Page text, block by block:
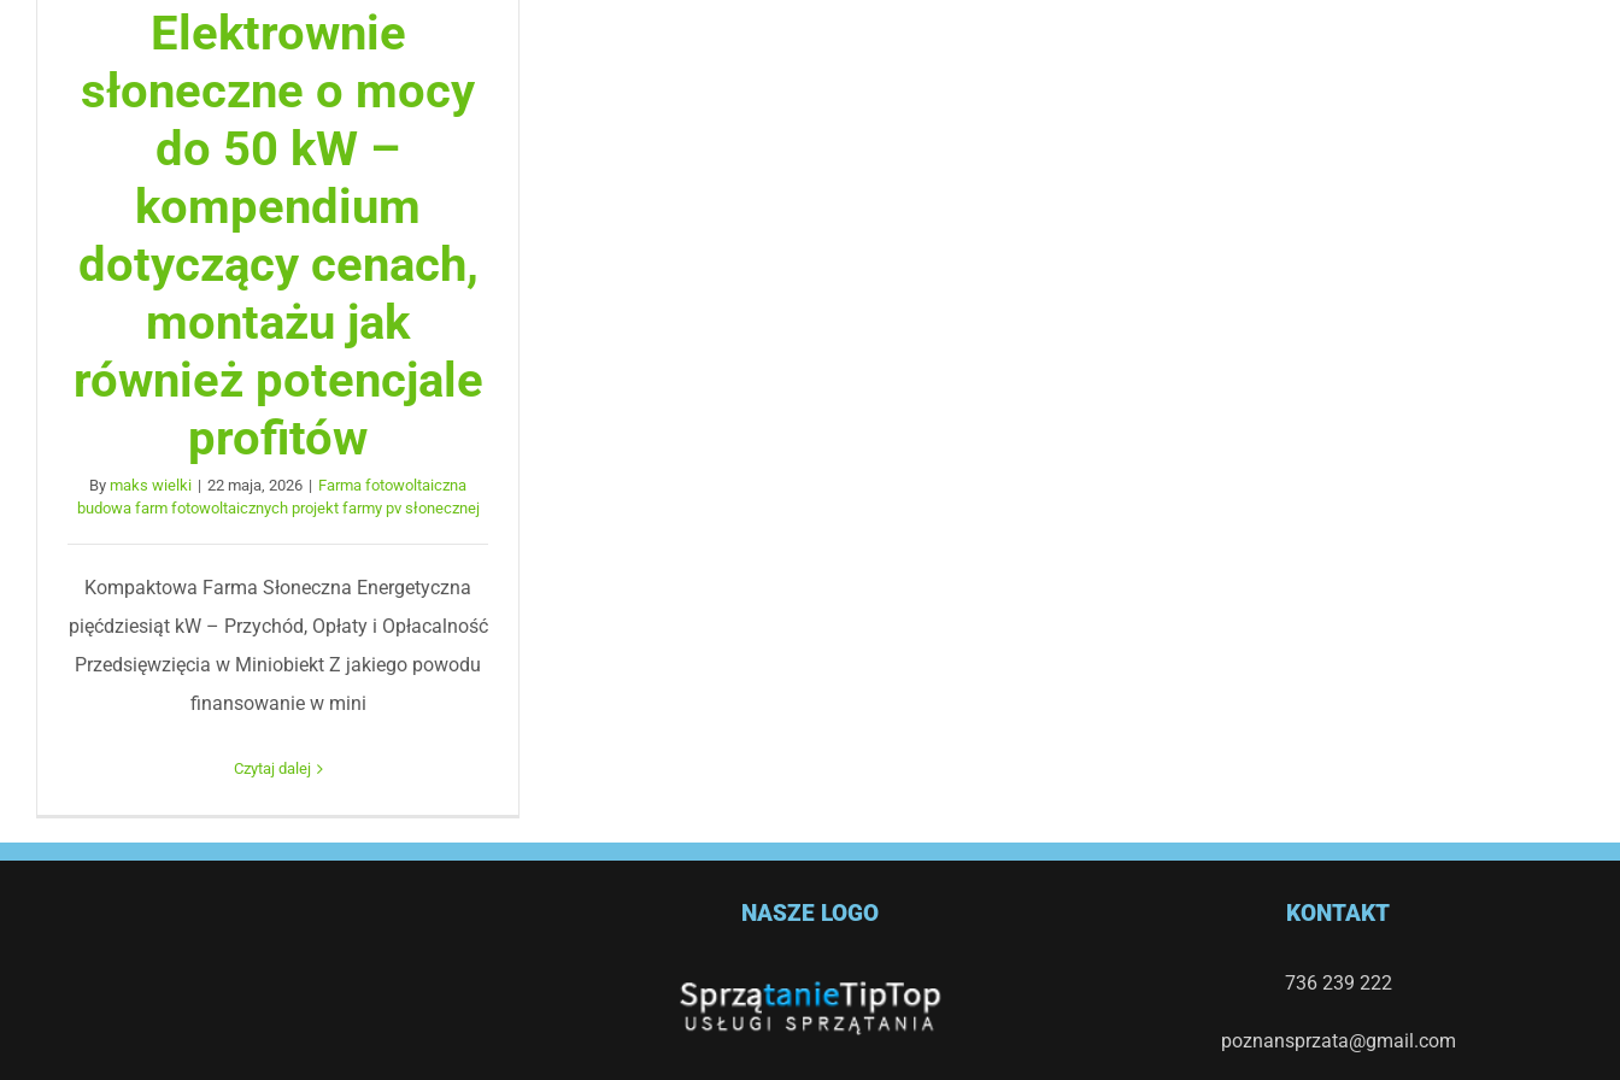
Elektrownie
słoneczne o mocy
do 50 kW –
kompendium
dotyczący cenach,
montażu jak
również potencjale
profitów
Bymaks wielki | 22 maja, 2026 | Farma fotowoltaiczna
budowa farm fotowoltaicznych projekt farmy pv słonecznej
Kompaktowa Farma Słoneczna Energetyczna
pięćdziesiąt kW – Przychód, Opłaty i Opłacalność
Przedsięwzięcia w Miniobiekt Z jakiego powodu
finansowanie w mini
Czytaj dalej
NASZE LOGO KONTAKT
736 239 222
poznansprzata@gmail.com